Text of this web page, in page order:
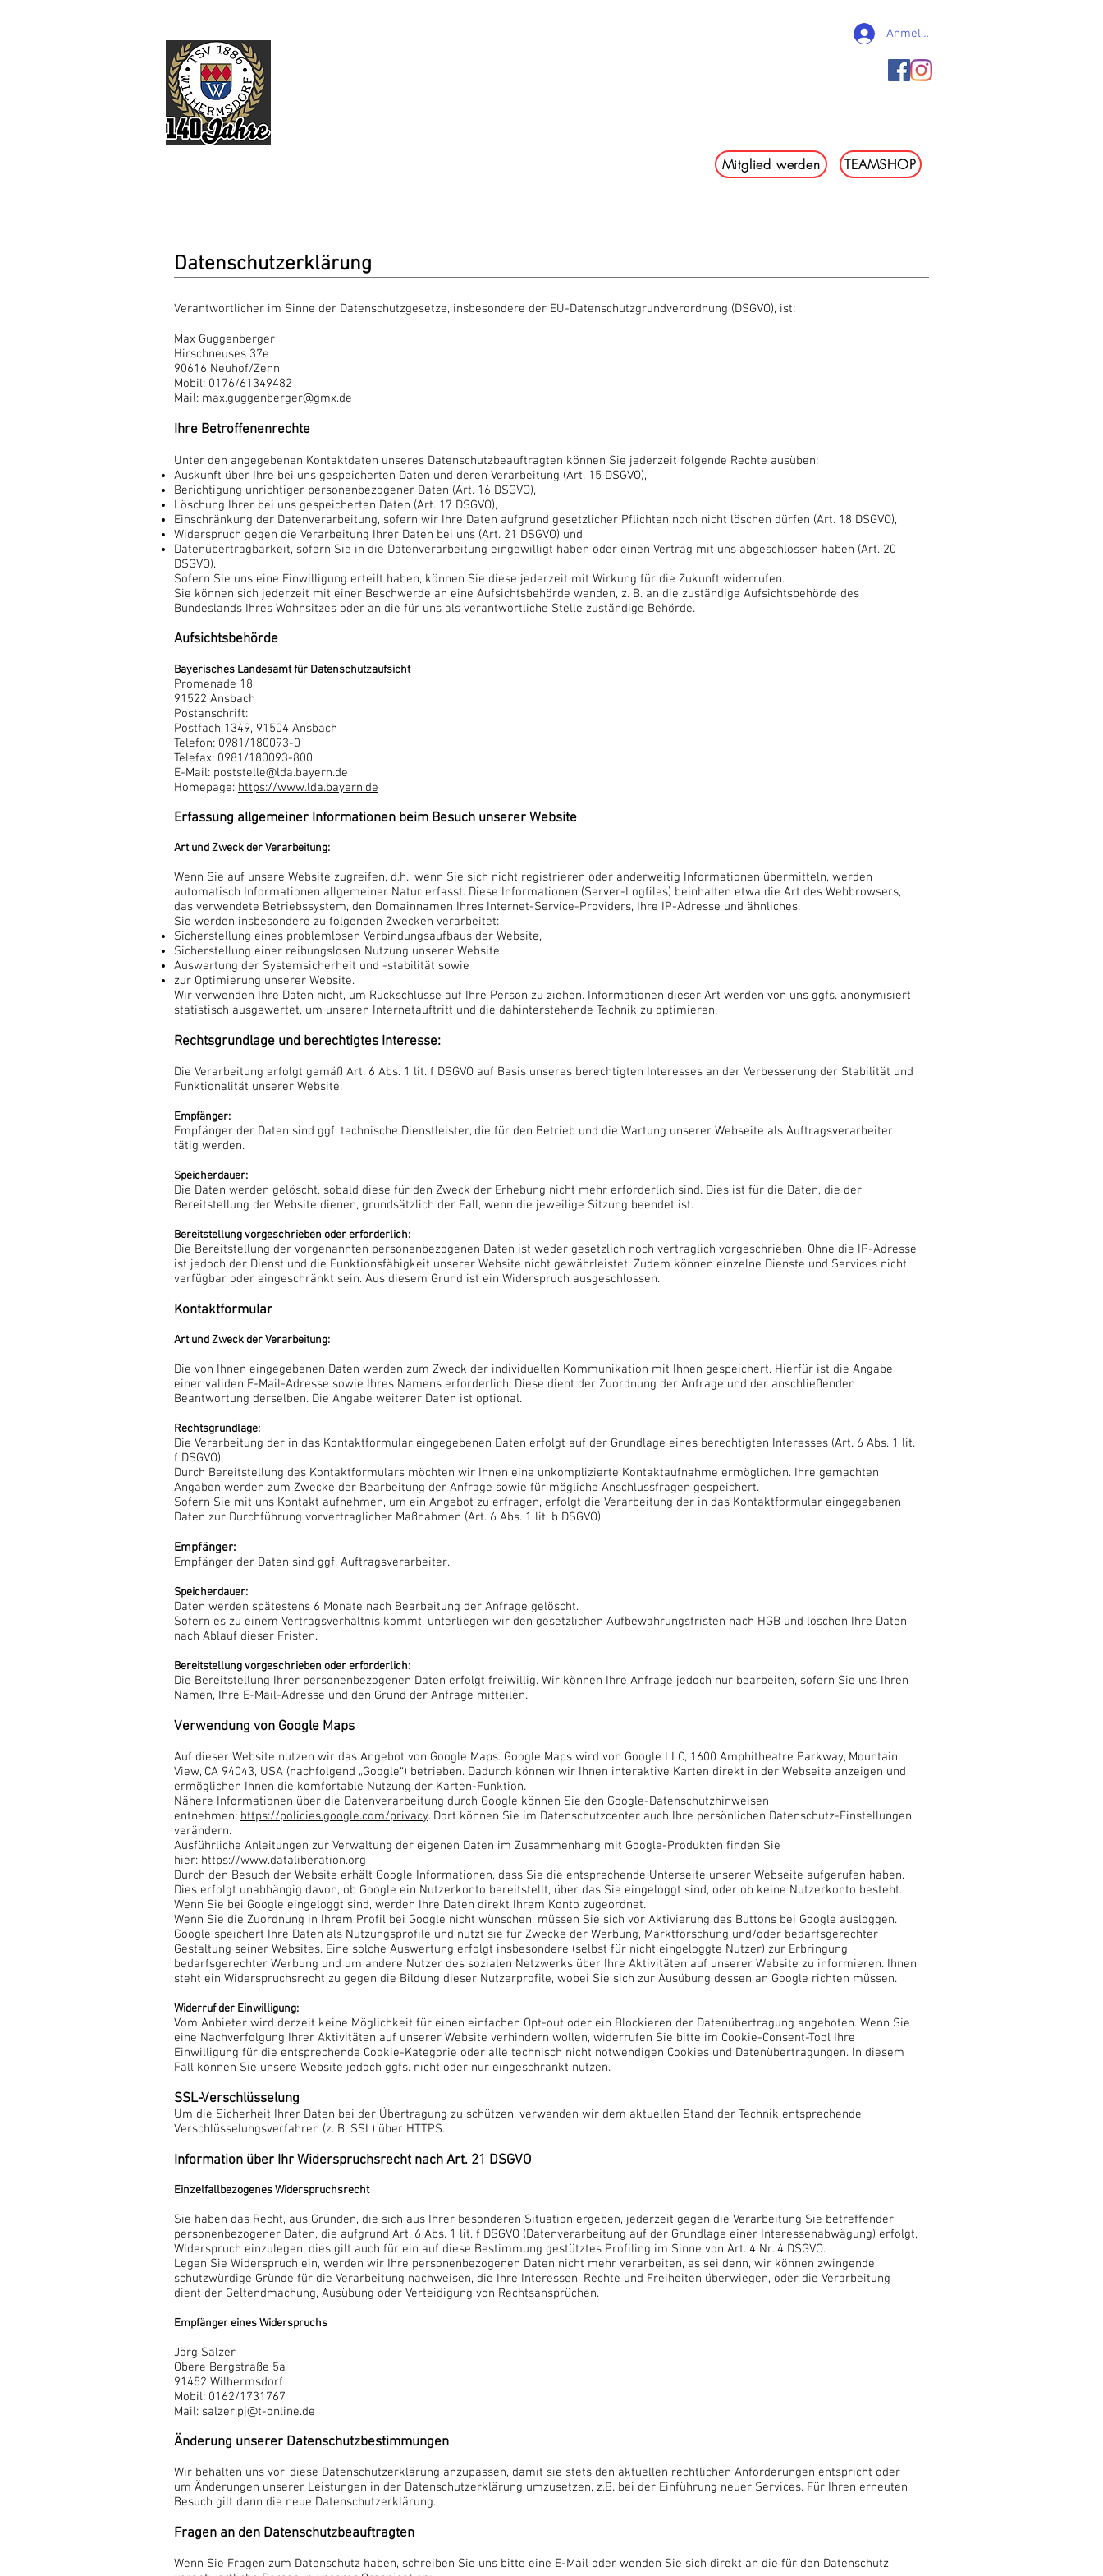
Anmelden
Mitglied werden TEAMSHOP
Datenschutzerklärung
Verantwortlicher im Sinne der Datenschutzgesetze, insbesondere der EU-Datenschutzgrundverordnung (DSGVO), ist:
Max Guggenberger
Hirschneuses 37e
90616 Neuhof/Zenn
Mobil: 0176/61349482
Mail: max.guggenberger@gmx.de
Ihre Betroffenenrechte
Unter den angegebenen Kontaktdaten unseres Datenschutzbeauftragten können Sie jederzeit folgende Rechte ausüben:
Auskunft über Ihre bei uns gespeicherten Daten und deren Verarbeitung (Art. 15 DSGVO),
Berichtigung unrichtiger personenbezogener Daten (Art. 16 DSGVO),
Löschung Ihrer bei uns gespeicherten Daten (Art. 17 DSGVO),
Einschränkung der Datenverarbeitung, sofern wir Ihre Daten aufgrund gesetzlicher Pflichten noch nicht löschen dürfen (Art. 18 DSGVO),
Widerspruch gegen die Verarbeitung Ihrer Daten bei uns (Art. 21 DSGVO) und
Datenübertragbarkeit, sofern Sie in die Datenverarbeitung eingewilligt haben oder einen Vertrag mit uns abgeschlossen haben (Art. 20
DSGVO).
Sofern Sie uns eine Einwilligung erteilt haben, können Sie diese jederzeit mit Wirkung für die Zukunft widerrufen.
Sie können sich jederzeit mit einer Beschwerde an eine Aufsichtsbehörde wenden, z. B. an die zuständige Aufsichtsbehörde des
Bundeslands Ihres Wohnsitzes oder an die für uns als verantwortliche Stelle zuständige Behörde.
Aufsichtsbehörde
Bayerisches Landesamt für Datenschutzaufsicht
Promenade 18
91522 Ansbach
Postanschrift:
Postfach 1349, 91504 Ansbach
Telefon: 0981/180093-0
Telefax: 0981/180093-800
E-Mail: poststelle@lda.bayern.de
Homepage: https://www.lda.bayern.de
Erfassung allgemeiner Informationen beim Besuch unserer Website
Art und Zweck der Verarbeitung:
Wenn Sie auf unsere Website zugreifen, d.h., wenn Sie sich nicht registrieren oder anderweitig Informationen übermitteln, werden
automatisch Informationen allgemeiner Natur erfasst. Diese Informationen (Server-Logfiles) beinhalten etwa die Art des Webbrowsers,
das verwendete Betriebssystem, den Domainnamen Ihres Internet-Service-Providers, Ihre IP-Adresse und ähnliches.
Sie werden insbesondere zu folgenden Zwecken verarbeitet:
Sicherstellung eines problemlosen Verbindungsaufbaus der Website,
Sicherstellung einer reibungslosen Nutzung unserer Website,
Auswertung der Systemsicherheit und -stabilität sowie
zur Optimierung unserer Website.
Wir verwenden Ihre Daten nicht, um Rückschlüsse auf Ihre Person zu ziehen. Informationen dieser Art werden von uns ggfs. anonymisiert
statistisch ausgewertet, um unseren Internetauftritt und die dahinterstehende Technik zu optimieren.
Rechtsgrundlage und berechtigtes Interesse:
Die Verarbeitung erfolgt gemäß Art. 6 Abs. 1 lit. f DSGVO auf Basis unseres berechtigten Interesses an der Verbesserung der Stabilität und
Funktionalität unserer Website.
Empfänger:
Empfänger der Daten sind ggf. technische Dienstleister, die für den Betrieb und die Wartung unserer Webseite als Auftragsverarbeiter
tätig werden.
Speicherdauer:
Die Daten werden gelöscht, sobald diese für den Zweck der Erhebung nicht mehr erforderlich sind. Dies ist für die Daten, die der
Bereitstellung der Website dienen, grundsätzlich der Fall, wenn die jeweilige Sitzung beendet ist.
Bereitstellung vorgeschrieben oder erforderlich:
Die Bereitstellung der vorgenannten personenbezogenen Daten ist weder gesetzlich noch vertraglich vorgeschrieben. Ohne die IP-Adresse
ist jedoch der Dienst und die Funktionsfähigkeit unserer Website nicht gewährleistet. Zudem können einzelne Dienste und Services nicht
verfügbar oder eingeschränkt sein. Aus diesem Grund ist ein Widerspruch ausgeschlossen.
Kontaktformular
Art und Zweck der Verarbeitung:
Die von Ihnen eingegebenen Daten werden zum Zweck der individuellen Kommunikation mit Ihnen gespeichert. Hierfür ist die Angabe
einer validen E-Mail-Adresse sowie Ihres Namens erforderlich. Diese dient der Zuordnung der Anfrage und der anschließenden
Beantwortung derselben. Die Angabe weiterer Daten ist optional.
Rechtsgrundlage:
Die Verarbeitung der in das Kontaktformular eingegebenen Daten erfolgt auf der Grundlage eines berechtigten Interesses (Art. 6 Abs. 1 lit.
f DSGVO).
Durch Bereitstellung des Kontaktformulars möchten wir Ihnen eine unkomplizierte Kontaktaufnahme ermöglichen. Ihre gemachten
Angaben werden zum Zwecke der Bearbeitung der Anfrage sowie für mögliche Anschlussfragen gespeichert.
Sofern Sie mit uns Kontakt aufnehmen, um ein Angebot zu erfragen, erfolgt die Verarbeitung der in das Kontaktformular eingegebenen
Daten zur Durchführung vorvertraglicher Maßnahmen (Art. 6 Abs. 1 lit. b DSGVO).
Empfänger:
Empfänger der Daten sind ggf. Auftragsverarbeiter.
Speicherdauer:
Daten werden spätestens 6 Monate nach Bearbeitung der Anfrage gelöscht.
Sofern es zu einem Vertragsverhältnis kommt, unterliegen wir den gesetzlichen Aufbewahrungsfristen nach HGB und löschen Ihre Daten
nach Ablauf dieser Fristen.
Bereitstellung vorgeschrieben oder erforderlich:
Die Bereitstellung Ihrer personenbezogenen Daten erfolgt freiwillig. Wir können Ihre Anfrage jedoch nur bearbeiten, sofern Sie uns Ihren
Namen, Ihre E-Mail-Adresse und den Grund der Anfrage mitteilen.
Verwendung von Google Maps
Auf dieser Website nutzen wir das Angebot von Google Maps. Google Maps wird von Google LLC, 1600 Amphitheatre Parkway, Mountain
View, CA 94043, USA (nachfolgend „Google“) betrieben. Dadurch können wir Ihnen interaktive Karten direkt in der Webseite anzeigen und
ermöglichen Ihnen die komfortable Nutzung der Karten-Funktion.
Nähere Informationen über die Datenverarbeitung durch Google können Sie den Google-Datenschutzhinweisen
entnehmen: https://policies.google.com/privacy. Dort können Sie im Datenschutzcenter auch Ihre persönlichen Datenschutz-Einstellungen
verändern.
Ausführliche Anleitungen zur Verwaltung der eigenen Daten im Zusammenhang mit Google-Produkten finden Sie
hier: https://www.dataliberation.org
Durch den Besuch der Website erhält Google Informationen, dass Sie die entsprechende Unterseite unserer Webseite aufgerufen haben.
Dies erfolgt unabhängig davon, ob Google ein Nutzerkonto bereitstellt, über das Sie eingeloggt sind, oder ob keine Nutzerkonto besteht.
Wenn Sie bei Google eingeloggt sind, werden Ihre Daten direkt Ihrem Konto zugeordnet.
Wenn Sie die Zuordnung in Ihrem Profil bei Google nicht wünschen, müssen Sie sich vor Aktivierung des Buttons bei Google ausloggen.
Google speichert Ihre Daten als Nutzungsprofile und nutzt sie für Zwecke der Werbung, Marktforschung und/oder bedarfsgerechter
Gestaltung seiner Websites. Eine solche Auswertung erfolgt insbesondere (selbst für nicht eingeloggte Nutzer) zur Erbringung
bedarfsgerechter Werbung und um andere Nutzer des sozialen Netzwerks über Ihre Aktivitäten auf unserer Website zu informieren. Ihnen
steht ein Widerspruchsrecht zu gegen die Bildung dieser Nutzerprofile, wobei Sie sich zur Ausübung dessen an Google richten müssen.
Widerruf der Einwilligung:
Vom Anbieter wird derzeit keine Möglichkeit für einen einfachen Opt-out oder ein Blockieren der Datenübertragung angeboten. Wenn Sie
eine Nachverfolgung Ihrer Aktivitäten auf unserer Website verhindern wollen, widerrufen Sie bitte im Cookie-Consent-Tool Ihre
Einwilligung für die entsprechende Cookie-Kategorie oder alle technisch nicht notwendigen Cookies und Datenübertragungen. In diesem
Fall können Sie unsere Website jedoch ggfs. nicht oder nur eingeschränkt nutzen.
SSL-Verschlüsselung
Um die Sicherheit Ihrer Daten bei der Übertragung zu schützen, verwenden wir dem aktuellen Stand der Technik entsprechende
Verschlüsselungsverfahren (z. B. SSL) über HTTPS.
Information über Ihr Widerspruchsrecht nach Art. 21 DSGVO
Einzelfallbezogenes Widerspruchsrecht
Sie haben das Recht, aus Gründen, die sich aus Ihrer besonderen Situation ergeben, jederzeit gegen die Verarbeitung Sie betreffender
personenbezogener Daten, die aufgrund Art. 6 Abs. 1 lit. f DSGVO (Datenverarbeitung auf der Grundlage einer Interessenabwägung) erfolgt,
Widerspruch einzulegen; dies gilt auch für ein auf diese Bestimmung gestütztes Profiling im Sinne von Art. 4 Nr. 4 DSGVO.
Legen Sie Widerspruch ein, werden wir Ihre personenbezogenen Daten nicht mehr verarbeiten, es sei denn, wir können zwingende
schutzwürdige Gründe für die Verarbeitung nachweisen, die Ihre Interessen, Rechte und Freiheiten überwiegen, oder die Verarbeitung
dient der Geltendmachung, Ausübung oder Verteidigung von Rechtsansprüchen.
Empfänger eines Widerspruchs
Jörg Salzer
Obere Bergstraße 5a
91452 Wilhermsdorf
Mobil: 0162/1731767
Mail: salzer.pj@t-online.de
Änderung unserer Datenschutzbestimmungen
Wir behalten uns vor, diese Datenschutzerklärung anzupassen, damit sie stets den aktuellen rechtlichen Anforderungen entspricht oder
um Änderungen unserer Leistungen in der Datenschutzerklärung umzusetzen, z.B. bei der Einführung neuer Services. Für Ihren erneuten
Besuch gilt dann die neue Datenschutzerklärung.
Fragen an den Datenschutzbeauftragten
Wenn Sie Fragen zum Datenschutz haben, schreiben Sie uns bitte eine E-Mail oder wenden Sie sich direkt an die für den Datenschutz